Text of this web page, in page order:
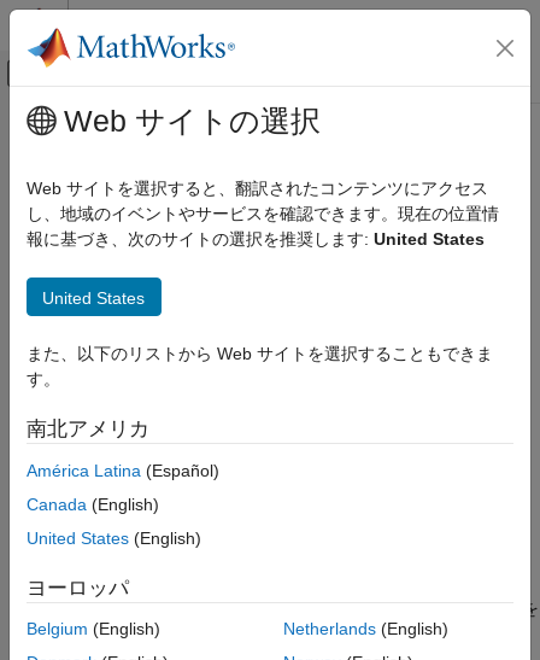
コンテンツへスキップ
オフキャンバス ナビゲーション メ
ドキュメンテーションのホーム
外部言語インターフェイス
MATLAB での Web サービス
スの呼び出し
項目一覧
構文
説明
入力引数
出力引数
例
エラー処理
参考
メインコンテンツ
send
クラス:matlab.net.http.RequestMessage
名前空間:
matlab.net.http
HTTP 要求メッセージの送信と応答の受信
構文
[response,completedrequest,history] =
send(request,uri,options,consumer)
[response, completedrequest
し、response
ロパティが指定されていない場合、sendメソッドはプロパティを
'GET' に設定します。
Web サイトの選択
Web サイトを選択すると、翻訳されたコンテンツにアクセス
し、地域のイベントやサービスを確認できます。現在の位置情
報に基づき、次のサイトの選択を推奨します: United States
United States
また、以下のリストから Web サイトを選択することもできま
す。
南北アメリカ
América Latina (Español)
Canada (English)
United States (English)
ヨーロッパ
Belgium (English)
Netherlands(English)